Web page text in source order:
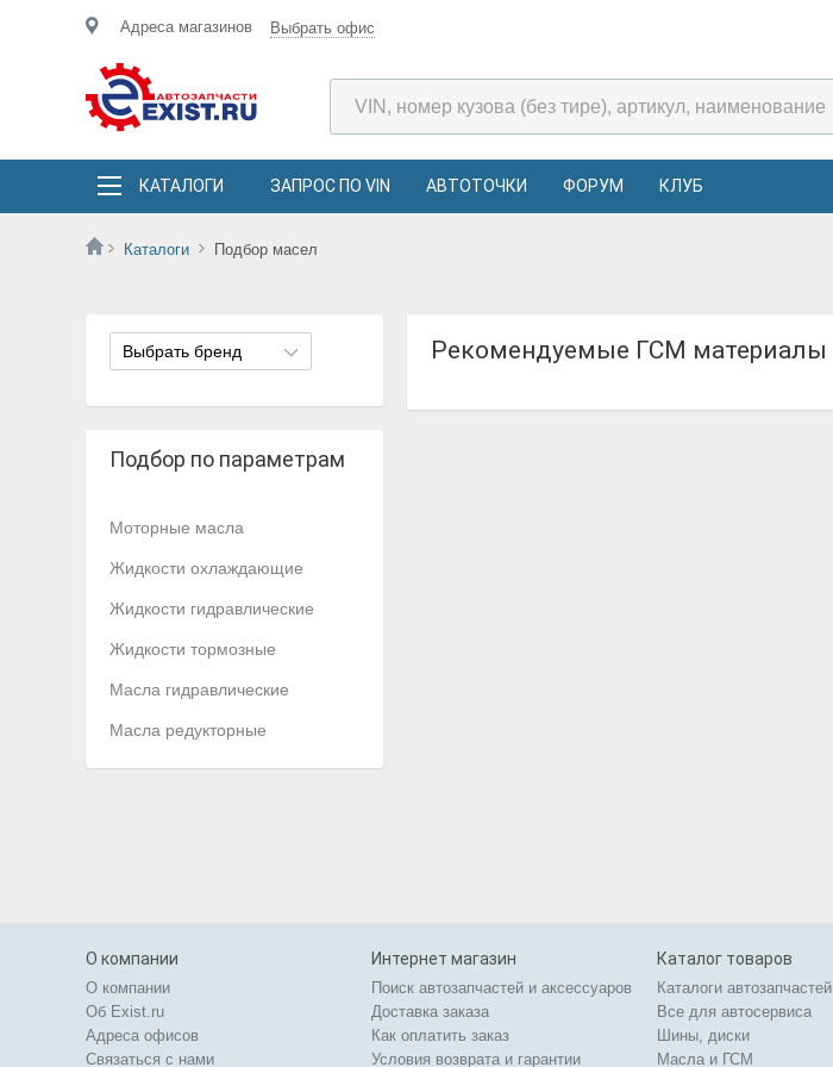
Адреса магазинов Выбрать офис
КАТАЛОГИ ЗАПРОС ПО VIN АВТОТОЧКИ ФОРУМ КЛУБ
Каталоги Подбор масел
Рекомендуемые ГСМ материалы
Выбрать бренд
Подбор по параметрам
Моторные масла
Жидкости охлаждающие
Жидкости гидравлические
Жидкости тормозные
Масла гидравлические
Масла редукторные
О компании
О компании
Об Exist.ru
Адреса офисов
Связаться с нами
Интернет магазин
Поиск автозапчастей и аксессуаров
Доставка заказа
Как оплатить заказ
Условия возврата и гарантии
Каталог товаров
Каталоги автозапчастей
Все для автосервиса
Шины, диски
Масла и ГСМ